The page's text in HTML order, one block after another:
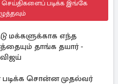
படிக்க இங்கே
மக்களுக்காக எந்த
தாங்க தயார் -
படிக்க சொன்ன முதல்வர்